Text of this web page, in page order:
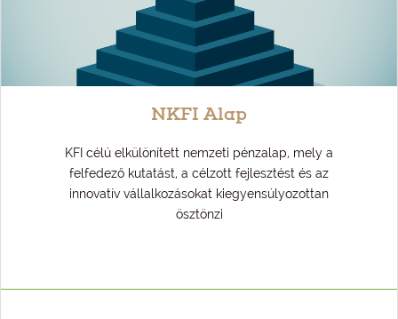
NKFI Alap
KFI célú elkülönített nemzeti pénzalap, mely a
felfedező kutatást, a célzott fejlesztést és az
innovatív vállalkozásokat kiegyensúlyozottan
ösztönzi